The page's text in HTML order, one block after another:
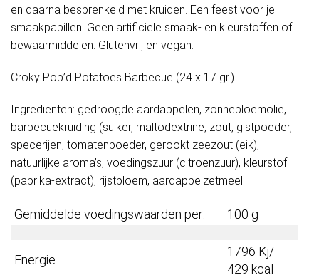
en daarna besprenkeld met kruiden. Een feest voor je
smaakpapillen! Geen artificiele smaak- en kleurstoffen of
bewaarmiddelen. Glutenvrij en vegan.
Croky Pop’d Potatoes Barbecue (24 x 17 gr.)
Ingrediënten: gedroogde aardappelen, zonnebloemolie,
barbecuekruiding (suiker, maltodextrine, zout, gistpoeder,
specerijen, tomatenpoeder, gerookt zeezout (eik),
natuurlijke aroma’s, voedingszuur (citroenzuur), kleurstof
(paprika-extract), rijstbloem, aardappelzetmeel.
Gemiddelde voedingswaarden per: 100 g
Energie
1796 Kj/
429 kcal